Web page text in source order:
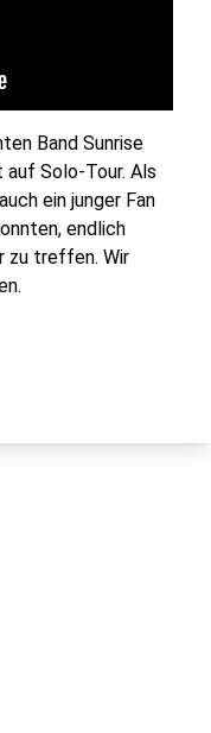
Band Sunrise
auf Solo-Tour. Als
ein junger Fan
endlich
zu treffen. Wir